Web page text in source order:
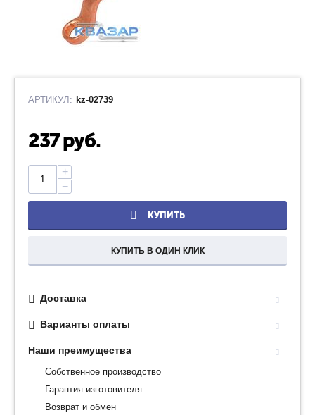
АРТИКУЛ: kz-02739
237руб.
+
−
КУПИТЬ
КУПИТЬ В ОДИН КЛИК
Доставка
Варианты оплаты
Наши преимущества
Собственное производство
Гарантия изготовителя
Возврат и обмен